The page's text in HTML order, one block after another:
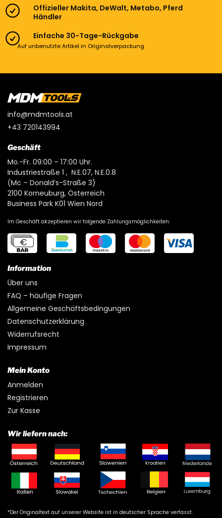
Offizieller Makita, DeWalt, Metabo, Pferd
Händler
Einfache 30-Tage-Rückgabe
Auf unbenutzte Artikel in Originalverpackung
info@mdmtools.at
+43 720143994
Geschäft
Mo.-Fr. 09:00 – 17:00 Uhr.
Industriestraße 1 , N.E.07, N.E.0.8
(Mc – Donald’s-Straße 3)
2100 Korneuburg, Österreich
Business Park K01 Wien Nord
Im Geschäft akzeptieren wir folgende Zahlungsmöglichkeiten:
Information
Über uns
FAQ – häufige Fragen
Allgemeine Geschäftsbedingungen
Datenschutzerklärung
Widerrufsrecht
Impressum
Mein Konto
Anmelden
Registrieren
Zur Kasse
Wir liefern nach:
*Der Originaltext auf unserer Website ist in deutscher Sprache verfasst.